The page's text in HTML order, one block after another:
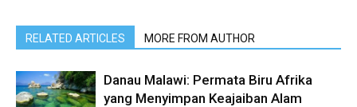
RELATED ARTICLES MORE FROM AUTHOR
Danau Malawi: Permata Biru Afrika
yang Menyimpan Keajaiban Alam